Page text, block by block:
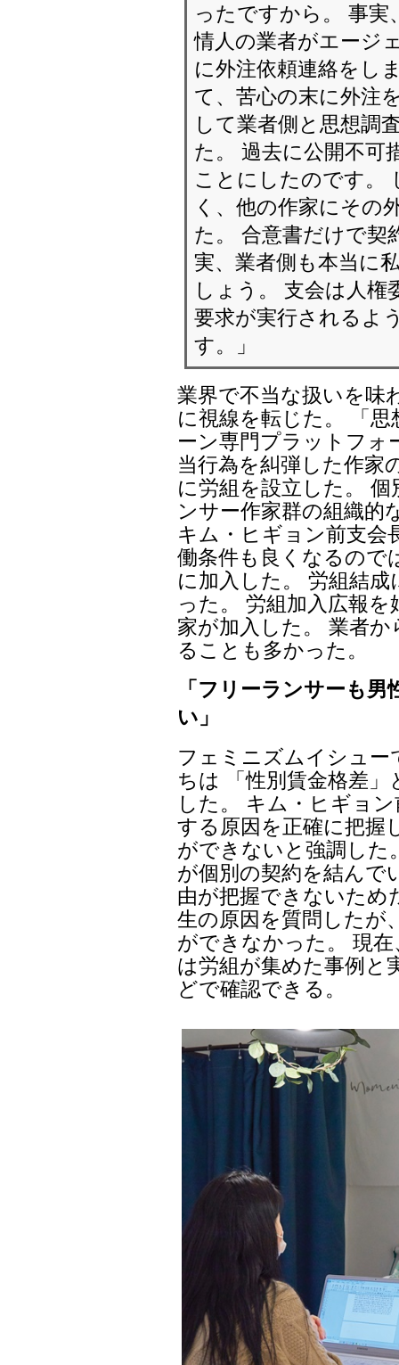
ったですから。 事実
情人の業者がエージ
に外注依頼連絡をし
て、苦心の末に外注
して業者側と思想調
た。 過去に公開不可
ことにしたのです。
く、他の作家にその
た。 合意書だけで契
実、業者側も本当に
しょう。 支会は人権
要求が実行されるよ
す。」
業界で不当な扱いを味
に視線を転じた。 「
ーン専門プラットフォ
当行為を糾弾した作家
に労組を設立した。
ンサー作家群の組織的
キム・ヒギョン前支会
働条件も良くなるので
に加入した。 労組結
った。 労組加入広報
家が加入した。 業者
ることも多かった。
「フリーランサーも
い」
フェミニズムイシュー
ちは 「性別賃金格差
した。 キム・ヒギョ
する原因を正確に把握
ができないと強調した
が個別の契約を結んで
由が把握できないため
生の原因を質問したが
ができなかった。 現
は労組が集めた事例と
どで確認できる。